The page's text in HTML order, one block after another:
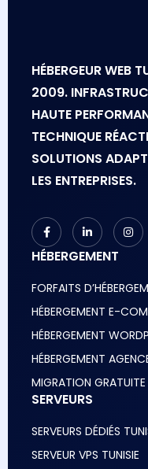
HÉBERGEUR WEB
2009.
HAUTE
TECHNIQUE
SOLUTIONS
LES ENTREPRISES.
HÉBERGEMENT
FORFAITS
HÉBERGEMENT E-
HÉBERGEMENT
HÉBERGEMENT
MIGRATION GRATUITE
SERVEURS
SERVEURS DÉDIÉS
SERVEUR VPS TUNISIE